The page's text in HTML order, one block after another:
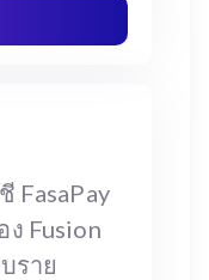
FasaPay
Fusion
ราย